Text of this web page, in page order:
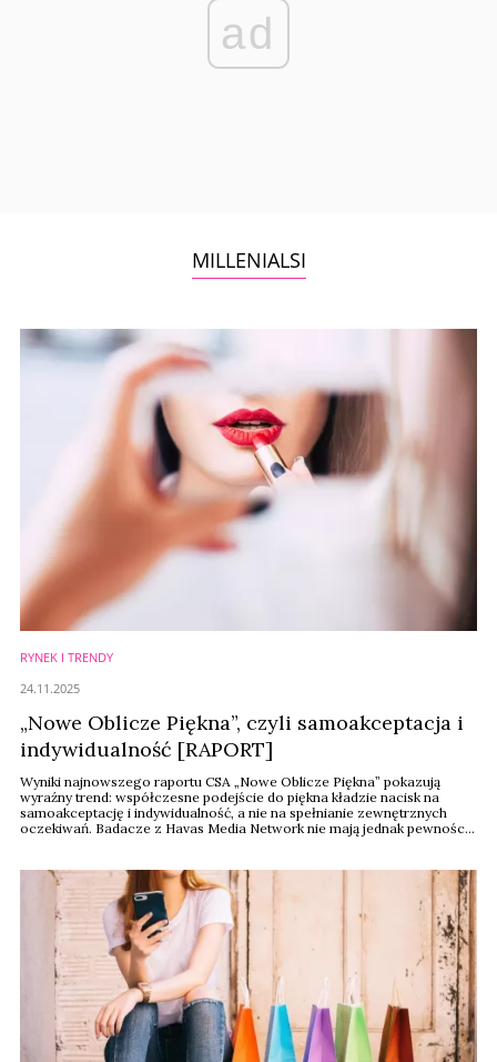
ad
MILLENIALSI
RYNEK I TRENDY
„Nowe Oblicze Piękna”, czyli samoakceptacja i
indywidualność [RAPORT]
Wyniki najnowszego raportu CSA „Nowe Oblicze Piękna” pokazują
wyraźny trend: współczesne podejście do piękna kładzie nacisk na
samoakceptację i indywidualność, a nie na spełnianie zewnętrznych
oczekiwań. Badacze z Havas Media Network nie mają jednak pewności,
24.11.2025